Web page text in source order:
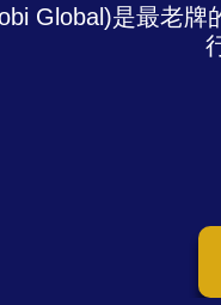
Global)是最老